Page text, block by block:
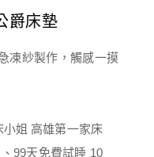
爵床墊
凍紗製作，觸感一摸